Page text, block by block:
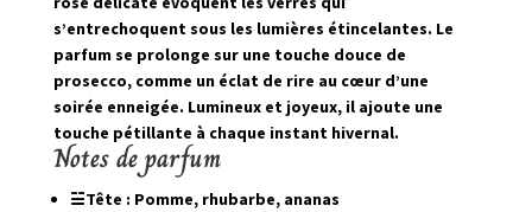
s’entrechoquent sous les lumières étincelantes. Le
parfum se prolonge sur une touche douce de
prosecco, comme un éclat de rire au cœur d’une
soirée enneigée. Lumineux et joyeux, il ajoute une
touche pétillante à chaque instant hivernal.
Notes de parfum
☱Tête : Pomme, rhubarbe, ananas